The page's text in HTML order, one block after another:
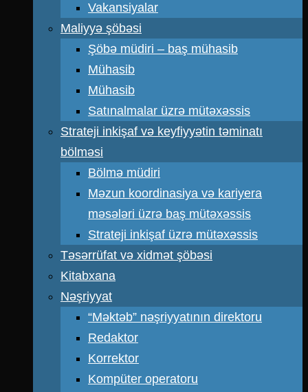
Vakansiyalar
Maliyyə şöbəsi
Şöbə müdiri – baş mühasib
Mühasib
Mühasib
Satınalmalar üzrə mütəxəssis
Strateji inkişaf və keyfiyyətin təminatı
bölməsi
Bölmə müdiri
Məzun koordinasiya və kariyera
məsələri üzrə baş mütəxəssis
Strateji inkişaf üzrə mütəxəssis
Təsərrüfat və xidmət şöbəsi
Kitabxana
Nəşriyyat
“Məktəb” nəşriyyatının direktoru
Redaktor
Korrektor
Kompüter operatoru